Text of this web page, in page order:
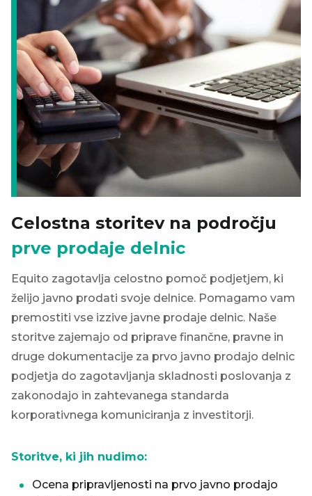
Celostna storitev na področju
prve prodaje delnic
Equito zagotavlja celostno pomoč podjetjem, ki
želijo javno prodati svoje delnice. Pomagamo vam
premostiti vse izzive javne prodaje delnic. Naše
storitve zajemajo od priprave finančne, pravne in
druge dokumentacije za prvo javno prodajo delnic
podjetja do zagotavljanja skladnosti poslovanja z
zakonodajo in zahtevanega standarda
korporativnega komuniciranja z investitorji.
Storitve, ki jih nudimo:
Ocena pripravljenosti na prvo javno prodajo